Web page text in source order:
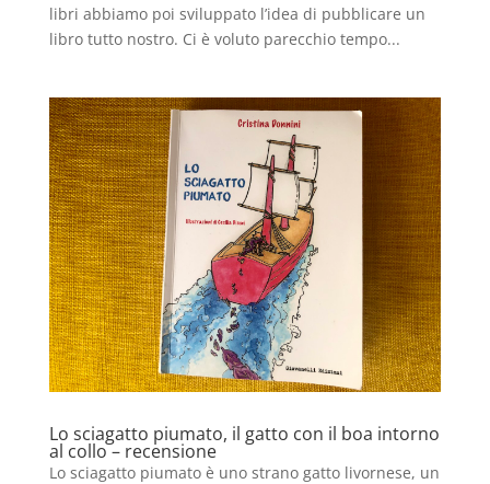
libri abbiamo poi sviluppato l’idea di pubblicare un
libro tutto nostro. Ci è voluto parecchio tempo...
Lo sciagatto piumato, il gatto con il boa intorno
al collo – recensione
Lo sciagatto piumato è uno strano gatto livornese, un